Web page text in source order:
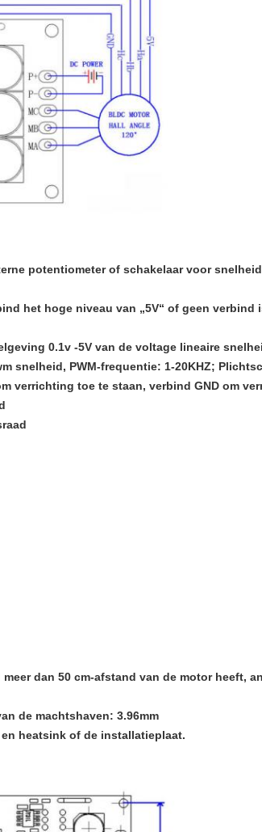
potentiometer of schakelaar voor
het hoge niveau van „5V“ of geen verbind
0.1v -5V van de voltage lineaire
snelheid, PWM-frequentie: 1-20KHZ;
verrichting toe te staan, verbind GND om
dan 50 cm-afstand van de motor heeft,
de machtshaven: 3.96mm
heatsink of de installatieplaat.